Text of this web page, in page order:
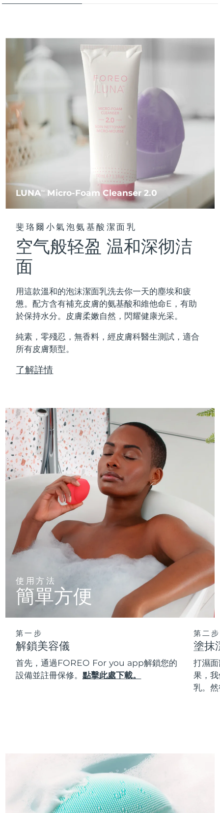
LUNATM Micro-Foam Cleanser 2.0
斐珞爾小氣泡氨基酸潔面乳
空气般轻盈 温和深彻洁
面
用這款溫和的泡沫潔面乳洗去你一天的塵埃和疲
憊。配方含有補充皮膚的氨基酸和維他命E，有助
於保持水分。皮膚柔嫩自然，閃耀健康光采。
純素，零殘忍，無香料，經皮膚科醫生測試，適合
所有皮膚類型。
了解詳情
使用方法
簡單方便
第一步
解鎖美容儀
首先，通過FOREO For you app解鎖您的
設備並註冊保修。點擊此處下載。
第二步
塗抹
打濕
果，
乳。